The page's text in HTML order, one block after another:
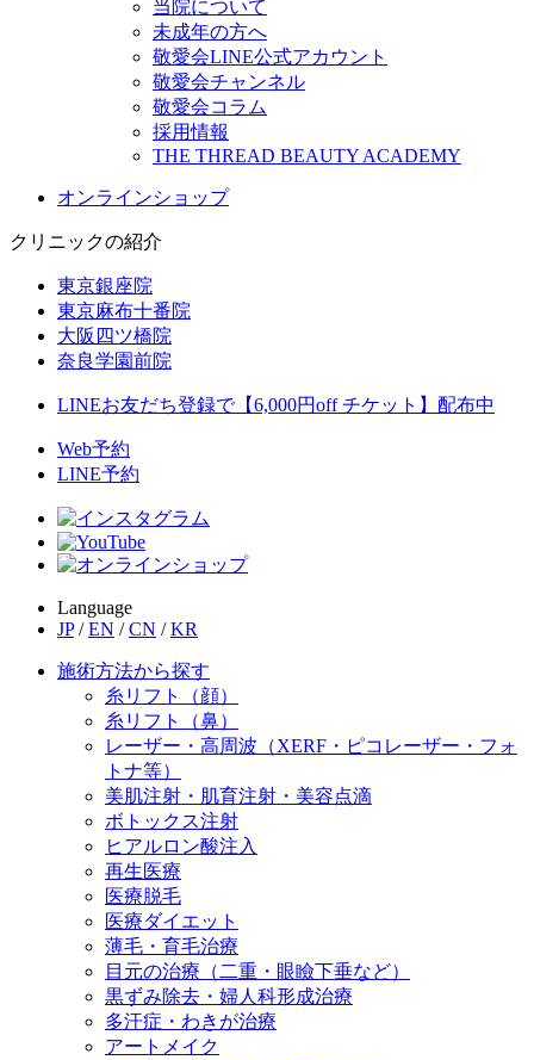
当院について
未成年の方へ
敬愛会LINE公式アカウント
敬愛会チャンネル
敬愛会コラム
採用情報
THE THREAD BEAUTY ACADEMY
オンラインショップ
クリニックの紹介
東京銀座院
東京麻布十番院
大阪四ツ橋院
奈良学園前院
LINEお友だち登録で【6,000円off チケット】配布中
Web予約
LINE予約
Language
JP / EN / CN / KR
施術方法から探す
糸リフト（顔）
糸リフト（鼻）
レーザー・高周波（XERF・ピコレーザー・フォ
トナ等）
美肌注射・肌育注射・美容点滴
ボトックス注射
ヒアルロン酸注入
再生医療
医療脱毛
医療ダイエット
薄毛・育毛治療
目元の治療（二重・眼瞼下垂など）
黒ずみ除去・婦人科形成治療
多汗症・わきが治療
アートメイク